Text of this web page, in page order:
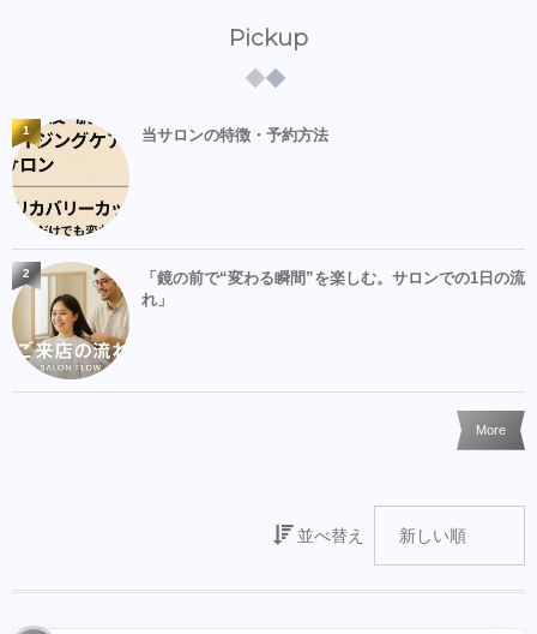
Pickup
当サロンの特徴・予約方法
1
「鏡の前で“変わる瞬間”を楽しむ。サロンでの1日の流
れ」
2
More
並べ替え